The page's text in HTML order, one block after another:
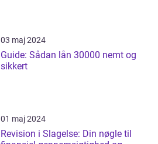
03 maj 2024
Guide: Sådan lån 30000 nemt og
sikkert
01 maj 2024
Revision i Slagelse: Din nøgle til